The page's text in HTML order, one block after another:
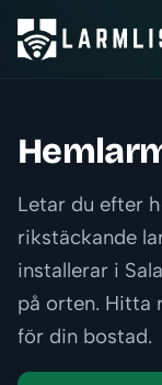
Letar du efter
rikstäckande
installerar i
på orten. Hitta
för din bostad.